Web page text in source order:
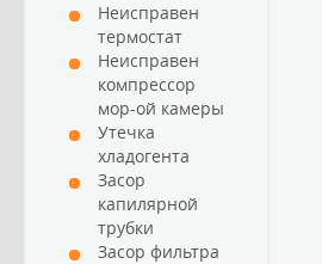
Неисправен
термостат
Неисправен
компрессор
мор-ой камеры
Утечка
хладогента
Засор
капилярной
трубки
Засор фильтра